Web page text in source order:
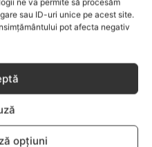
ne va permite să procesăm
sau ID-uri unice pe acest site.
pot afecta negativ
opțiuni
633
582
424